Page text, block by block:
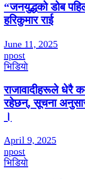
“जनयुद्धको डोब
हरिकुमार राई
June 11, 2025
npost
भिडियाे
राजावादीहरूले धेरै
रहेछन्, सूचना
।
April 9, 2025
npost
भिडियाे